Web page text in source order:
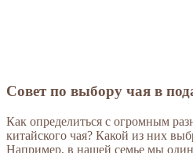
Совет по выбору чая в
Как определиться с огромным
китайского чая? Какой из них
Например, в нашей семье мы